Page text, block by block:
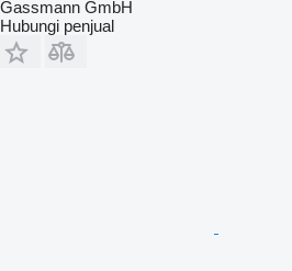
Gassmann GmbH
Hubungi penjual